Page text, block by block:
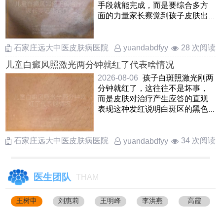
手段就能完成，而是要综合多方
面的力量家长察觉到孩子皮肤出
石家庄远大中医皮肤病医院
yuandabdfyy 28 次阅读
儿童白癜风照激光两分钟就红了代表啥情况
2026-08-06 孩子白斑照激光刚两
分钟就红了，这往往不是坏事，
而是皮肤对治疗产生应答的直观
表现这种发红说明白斑区的黑色
石家庄远大中医皮肤病医院 yuandabdfyy 34 次阅读
医生团队 THAM
王树申 刘惠莉 王明峰 李洪燕 高霞